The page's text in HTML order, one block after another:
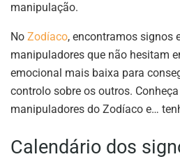
manipulação.
No Zodíaco, encontramos signos
manipuladores que não hesitam
emocional mais baixa para
controlo sobre os outros.
manipuladores do Zodíaco e…
Calendário dos